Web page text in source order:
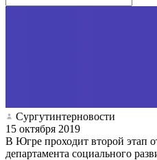
Сургутинтерновости
15 октября 2019
В Югре проходит второй этап
департамента социального